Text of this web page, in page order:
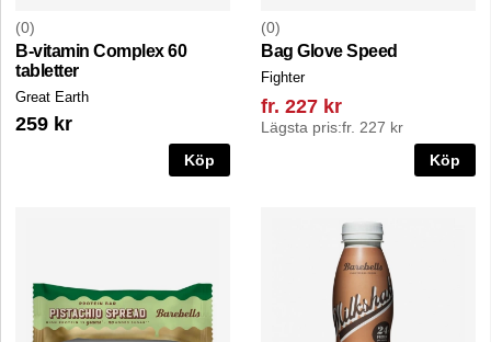
0
B-vitamin Complex 60
tabletter
Great Earth
259 kr
Köp
0
Bag Glove Speed
Fighter
fr. 227 kr
Lägsta pris:fr. 227 kr
Köp